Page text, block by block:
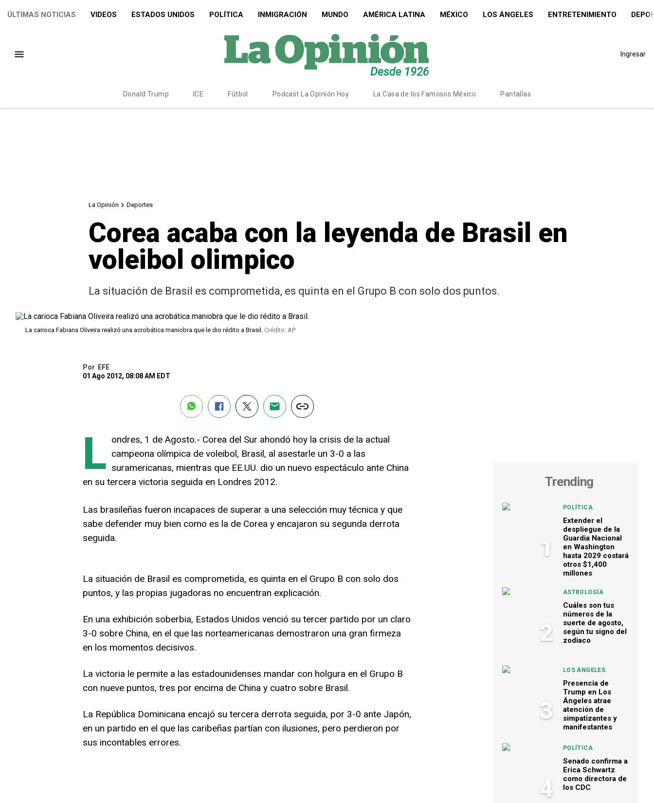
ÚLTIMAS NOTICIAS VIDEOS ESTADOS UNIDOS POLÍTICA INMIGRACIÓN MUNDO AMÉRICA LATINA MÉXICO LOS ÁNGELES ENTRETENIMIENTO
Ingresar
Donald Trump ICE Fútbol Podcast La Opinión Hoy La Casa de los Famosos México Pantallas
La Opinión Deportes
Corea acaba con la leyenda de Brasil en
voleibol olimpico
La situación de Brasil es comprometida, es quinta en el Grupo B con solo dos puntos.
La carioca Fabiana Oliveira realizó una acrobática maniobra que le dio rédito a Brasil. Crédito: AP
Por
EFE
01 Ago 2012, 08:08 AM EDT
L ondres, 1 de Agosto.- Corea del Sur ahondó hoy la crisis de la actual
campeona olímpica de voleibol, Brasil, al asestarle un 3-0 a las
suramericanas, mientras que EE.UU. dio un nuevo espectáculo ante China
en su tercera victoria seguida en Londres 2012.
Las brasileñas fueron incapaces de superar a una selección muy técnica y que
sabe defender muy bien como es la de Corea y encajaron su segunda derrota
seguida.
La situación de Brasil es comprometida, es quinta en el Grupo B con solo dos
puntos, y las propias jugadoras no encuentran explicación.
En una exhibición soberbia, Estados Unidos venció su tercer partido por un claro
3-0 sobre China, en el que las norteamericanas demostraron una gran firmeza
en los momentos decisivos.
La victoria le permite a las estadounidenses mandar con holgura en el Grupo B
con nueve puntos, tres por encima de China y cuatro sobre Brasil.
La República Dominicana encajó su tercera derrota seguida, por 3-0 ante Japón,
en un partido en el que las caribeñas partían con ilusiones, pero perdieron por
sus incontables errores.
Trending
1
POLÍTICA
Extender el
despliegue de la
Guardia Nacional
en Washington
hasta 2029 costará
otros $1,400
millones
2
ASTROLOGÍA
Cuáles son tus
números de la
suerte de agosto,
según tu signo del
zodiaco
3
LOS ÁNGELES
Presencia de
Trump en Los
Ángeles atrae
atención de
simpatizantes y
manifestantes
4
POLÍTICA
Senado confirma a
Erica Schwartz
como directora de
los CDC